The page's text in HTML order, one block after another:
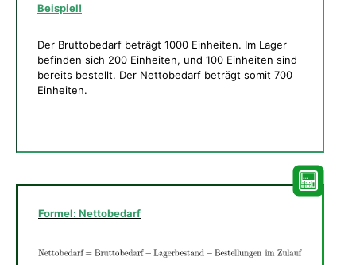
Beispiel!
Der Bruttobedarf beträgt 1000 Einheiten. Im Lager
befinden sich 200 Einheiten, und 100 Einheiten sind
bereits bestellt. Der Nettobedarf beträgt somit 700
Einheiten.
Formel: Nettobedarf